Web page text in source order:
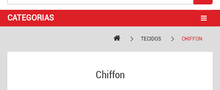
CATEGORIAS
TECIDOS CHIFFON
Chiffon